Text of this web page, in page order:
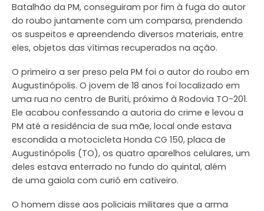
Batalhão da PM, conseguiram por fim à fuga do autor
do roubo juntamente com um comparsa, prendendo
os suspeitos e apreendendo diversos materiais, entre
eles, objetos das vítimas recuperados na ação.
O primeiro a ser preso pela PM foi o autor do roubo em
Augustinópolis. O jovem de 18 anos foi localizado em
uma rua no centro de Buriti, próximo à Rodovia TO-201.
Ele acabou confessando a autoria do crime e levou a
PM até a residência de sua mãe, local onde estava
escondida a motocicleta Honda CG 150, placa de
Augustinópolis (TO), os quatro aparelhos celulares, um
deles estava enterrado no fundo do quintal, além
de uma gaiola com curió em cativeiro.
O homem disse aos policiais militares que a arma